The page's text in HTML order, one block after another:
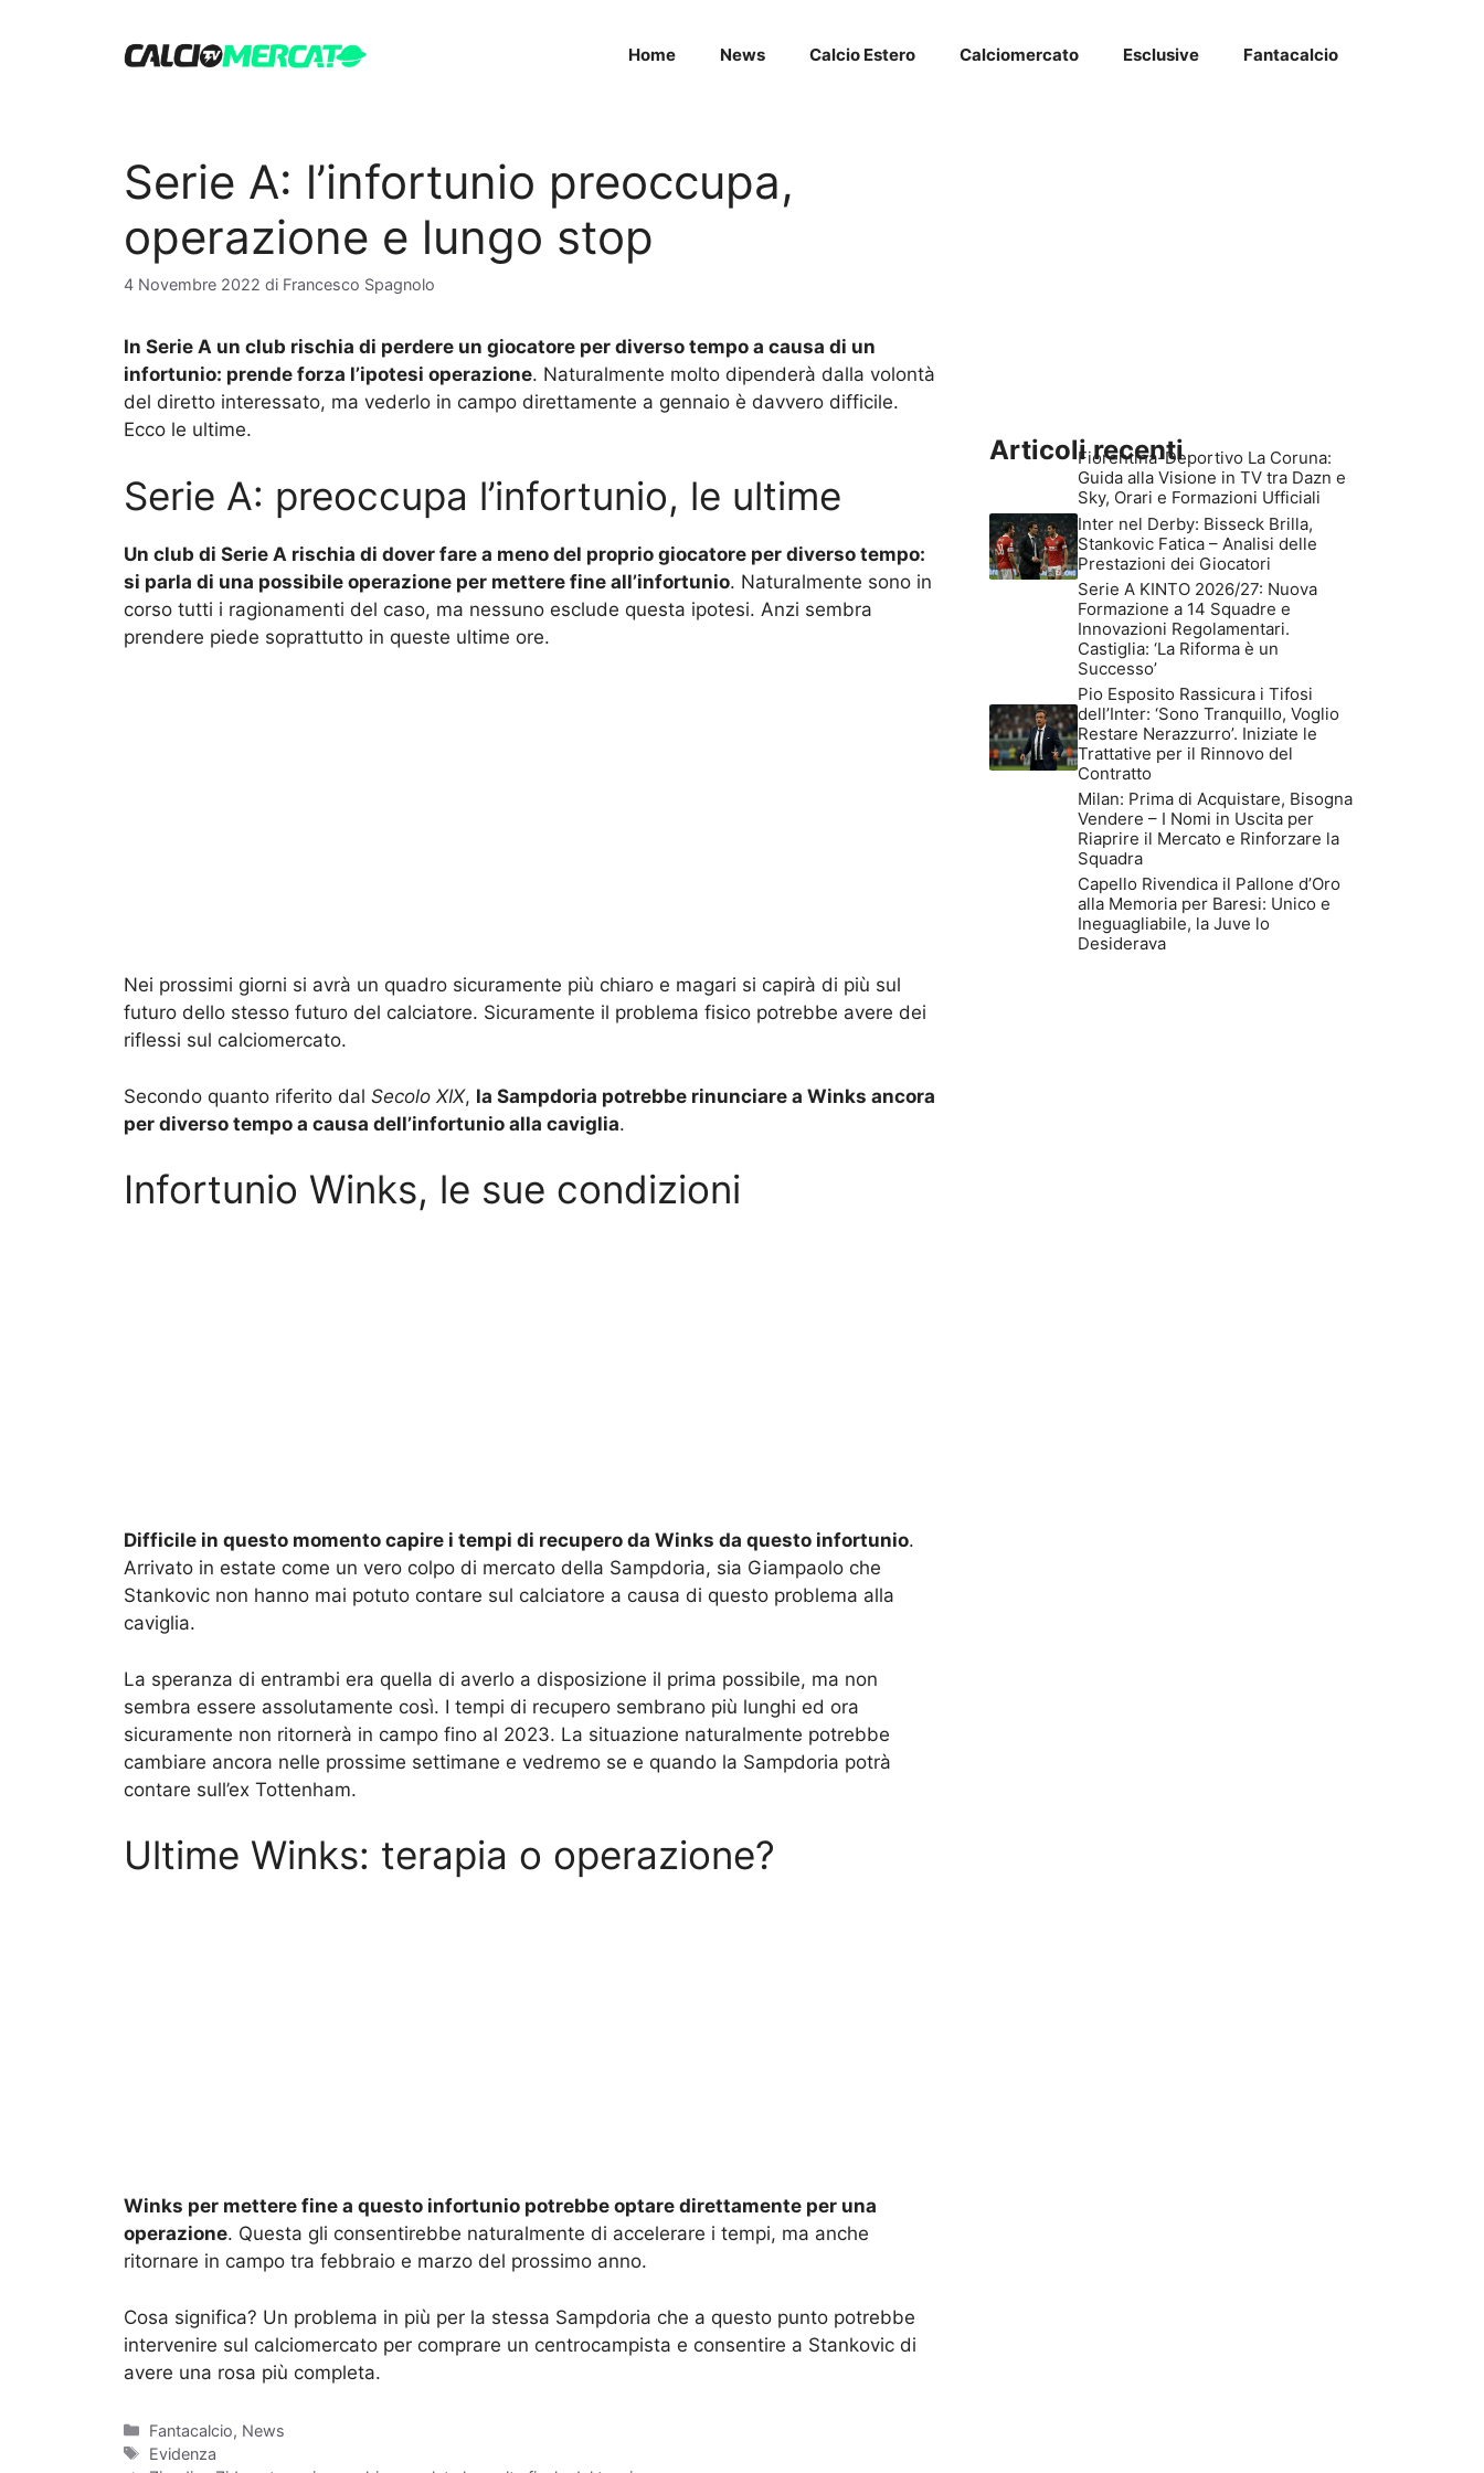
Home News Calcio Estero Calciomercato Esclusive Fantacalcio
Serie A: l’infortunio preoccupa,
operazione e lungo stop
4 Novembre 2022 di Francesco Spagnolo
In Serie A un club rischia di perdere un giocatore per diverso tempo a causa di un
infortunio: prende forza l’ipotesi operazione. Naturalmente molto dipenderà dalla volontà
del diretto interessato, ma vederlo in campo direttamente a gennaio è davvero difficile.
Ecco le ultime.
Serie A: preoccupa l’infortunio, le ultime
Un club di Serie A rischia di dover fare a meno del proprio giocatore per diverso tempo:
si parla di una possibile operazione per mettere fine all’infortunio. Naturalmente sono in
corso tutti i ragionamenti del caso, ma nessuno esclude questa ipotesi. Anzi sembra
prendere piede soprattutto in queste ultime ore.
Nei prossimi giorni si avrà un quadro sicuramente più chiaro e magari si capirà di più sul
futuro dello stesso futuro del calciatore. Sicuramente il problema fisico potrebbe avere dei
riflessi sul calciomercato.
Secondo quanto riferito dal Secolo XIX, la Sampdoria potrebbe rinunciare a Winks ancora
per diverso tempo a causa dell’infortunio alla caviglia.
Infortunio Winks, le sue condizioni
Difficile in questo momento capire i tempi di recupero da Winks da questo infortunio.
Arrivato in estate come un vero colpo di mercato della Sampdoria, sia Giampaolo che
Stankovic non hanno mai potuto contare sul calciatore a causa di questo problema alla
caviglia.
La speranza di entrambi era quella di averlo a disposizione il prima possibile, ma non
sembra essere assolutamente così. I tempi di recupero sembrano più lunghi ed ora
sicuramente non ritornerà in campo fino al 2023. La situazione naturalmente potrebbe
cambiare ancora nelle prossime settimane e vedremo se e quando la Sampdoria potrà
contare sull’ex Tottenham.
Ultime Winks: terapia o operazione?
Winks per mettere fine a questo infortunio potrebbe optare direttamente per una
operazione. Questa gli consentirebbe naturalmente di accelerare i tempi, ma anche
ritornare in campo tra febbraio e marzo del prossimo anno.
Cosa significa? Un problema in più per la stessa Sampdoria che a questo punto potrebbe
intervenire sul calciomercato per comprare un centrocampista e consentire a Stankovic di
avere una rosa più completa.
Categorie
Fantacalcio, News
Tag
Evidenza
Articoli recenti
Fiorentina-Deportivo La Coruna:
Guida alla Visione in TV tra Dazn e
Sky, Orari e Formazioni Ufficiali
Inter nel Derby: Bisseck Brilla,
Stankovic Fatica – Analisi delle
Prestazioni dei Giocatori
Serie A KINTO 2026/27: Nuova
Formazione a 14 Squadre e
Innovazioni Regolamentari.
Castiglia: ‘La Riforma è un
Successo’
Pio Esposito Rassicura i Tifosi
dell’Inter: ‘Sono Tranquillo, Voglio
Restare Nerazzurro’. Iniziate le
Trattative per il Rinnovo del
Contratto
Milan: Prima di Acquistare, Bisogna
Vendere – I Nomi in Uscita per
Riaprire il Mercato e Rinforzare la
Squadra
Capello Rivendica il Pallone d’Oro
alla Memoria per Baresi: Unico e
Ineguagliabile, la Juve lo
Desiderava